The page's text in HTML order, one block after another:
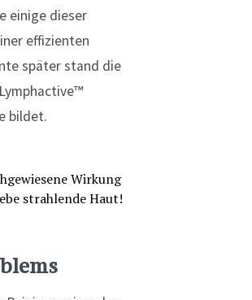
einige dieser
effizienten
später stand die
bildet.